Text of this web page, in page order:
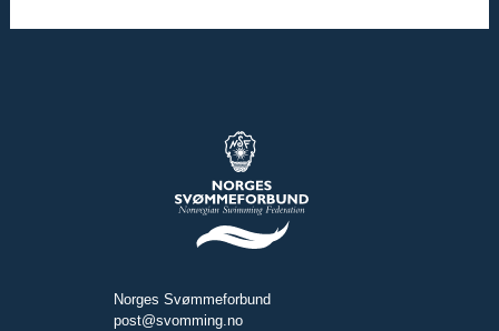
Norges Svømmeforbund
post@svomming.no